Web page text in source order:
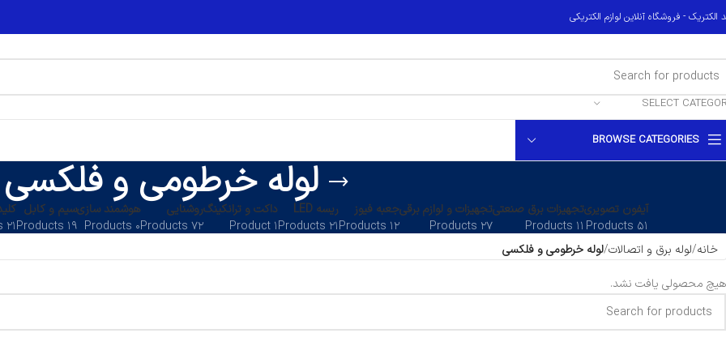
الکتریک - فروشگاه آنلاین لوازم الکتریکی
SELECT
BROWSE CATEGORIES
لوله خرطومی و فلکسی
آیفون تصویری
۵۱ Products
تجهیزات برق صنعتی
۱۱ Products
تجهیزات و لوازم برقی
۲۷ Products
جعبه فیوز
۱۲ Products
ریسه LED
۲۱ Products
داکت و ترانکینگ
۱ Product
روشنایی
۷۲ Products
هوشمند سازی
۰ Products
سیم و کابل
۱۹ Products
۲۱ Products
خانه لوله برق و اتصالات لوله خرطومی و فلکسی
هیچ محصولی یافت نشد.